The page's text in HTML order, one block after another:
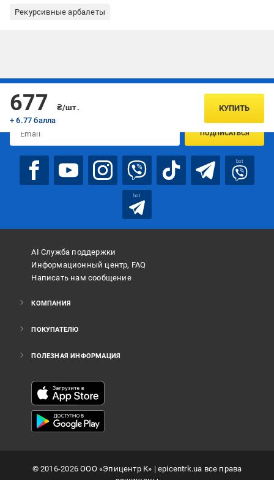
Рекурсивные арбалеты
677
₴/шт.
+ 6.77 балла
КУПИТЬ
Подписывайтесь, чтобы узнавать первым об акцияx и
ПОДПИСАТЬСЯ
bot
bot
AI Служба поддержки
Информационный центр, FAQ
Написать нам сообщение
КОМПАНИЯ
ПОКУПАТЕЛЮ
ПОЛЕЗНАЯ ИНФОРМАЦИЯ
©2016-2026ООО «Эпицентр К» | epicentrk.ua все права